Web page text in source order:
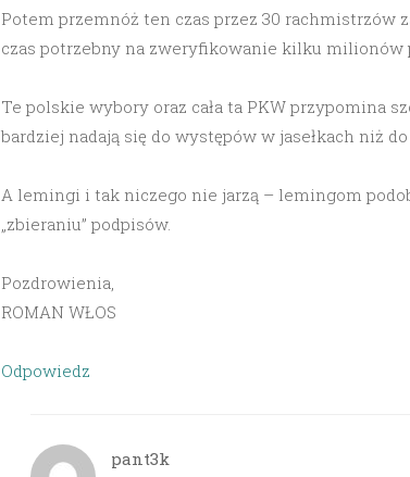
Potem przemnóż ten czas przez 30 rachmistrzów
czas potrzebny na zweryfikowanie kilku milionów
Te polskie wybory oraz cała ta PKW przypomina
bardziej nadają się do występów w jasełkach niż
A lemingi i tak niczego nie jarzą – lemingom
„zbieraniu” podpisów.
Pozdrowienia,
ROMAN WŁOS
Odpowiedz
pant3k